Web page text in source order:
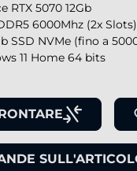
RTX 5070 12Gb
6000Mhz (2x Slots)
SSD NVMe (fino a
11 Home 64 bits